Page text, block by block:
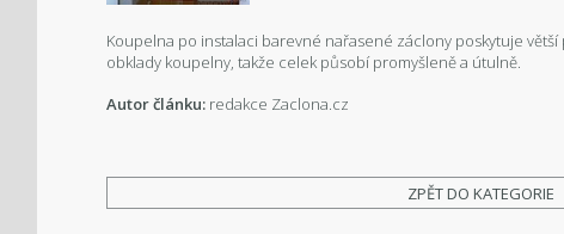
Koupelna po instalaci barevné nařasené záclony poskytuje
obklady koupelny, takže celek působí promyšleně a útulně.
Autor článku: redakce Zaclona.cz
ZPĚT DO KATEGORIE